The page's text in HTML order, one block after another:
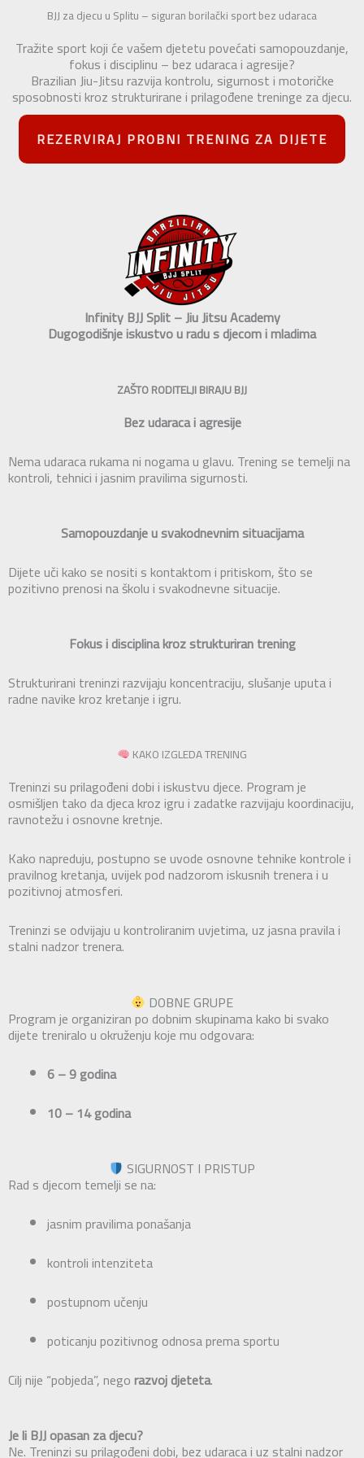
BJJ za djecu u Splitu – siguran borilački sport bez udaraca
Tražite sport koji će vašem djetetu povećati samopouzdanje,
fokus i disciplinu – bez udaraca i agresije?
Brazilian Jiu-Jitsu razvija kontrolu, sigurnost i motoričke
sposobnosti kroz strukturirane i prilagođene treninge za djecu.
REZERVIRAJ PROBNI TRENING ZA DIJETE
Infinity BJJ Split – Jiu Jitsu Academy
Dugogodišnje iskustvo u radu s djecom i mladima
ZAŠTO RODITELJI BIRAJU BJJ
Bez udaraca i agresije
Nema udaraca rukama ni nogama u glavu. Trening se temelji na
kontroli, tehnici i jasnim pravilima sigurnosti.
Samopouzdanje u svakodnevnim situacijama
Dijete uči kako se nositi s kontaktom i pritiskom, što se
pozitivno prenosi na školu i svakodnevne situacije.
Fokus i disciplina kroz strukturiran trening
Strukturirani treninzi razvijaju koncentraciju, slušanje uputa i
radne navike kroz kretanje i igru.
KAKO IZGLEDA TRENING
Treninzi su prilagođeni dobi i iskustvu djece. Program je
osmišljen tako da djeca kroz igru i zadatke razvijaju koordinaciju,
ravnotežu i osnovne kretnje.
Kako napreduju, postupno se uvode osnovne tehnike kontrole i
pravilnog kretanja, uvijek pod nadzorom iskusnih trenera i u
pozitivnoj atmosferi.
Treninzi se odvijaju u kontroliranim uvjetima, uz jasna pravila i
stalni nadzor trenera.
DOBNE GRUPE
Program je organiziran po dobnim skupinama kako bi svako
dijete treniralo u okruženju koje mu odgovara:
6 – 9 godina
10 – 14 godina
SIGURNOST I PRISTUP
Rad s djecom temelji se na:
jasnim pravilima ponašanja
kontroli intenziteta
postupnom učenju
poticanju pozitivnog odnosa prema sportu
Cilj nije “pobjeda”, negorazvoj djeteta.
Je li BJJ opasan za djecu?
Ne. Treninzi su prilagođeni dobi, bez udaraca i uz stalni nadzor